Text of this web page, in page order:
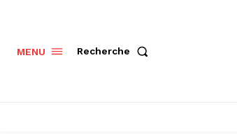
MENU Recherche